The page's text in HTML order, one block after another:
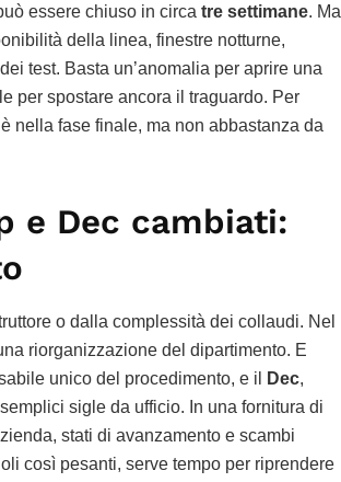
essere chiuso in circa tre settimane. Ma
della linea, finestre notturne,
test. Basta un’anomalia per aprire una
per spostare ancora il traguardo. Per
nella fase finale, ma non abbastanza da
e Dec cambiati:
o dalla complessità dei collaudi. Nel
riorganizzazione del dipartimento. E
unico del procedimento, e il Dec,
sigle da ufficio. In una fornitura di
stati di avanzamento e scambi
così pesanti, serve tempo per riprendere